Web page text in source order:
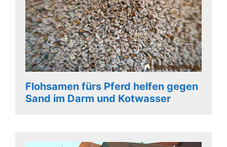
Flohsamen fürs Pferd helfen gegen
Sand im Darm und Kotwasser